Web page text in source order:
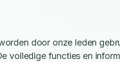
door onze leden
volledige functies en